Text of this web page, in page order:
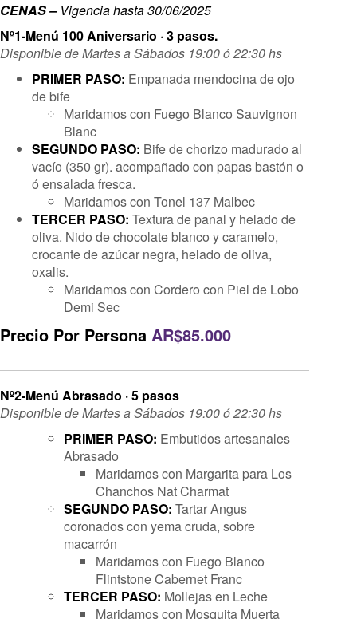
CENAS – Vigencia hasta 30/06/2025
Nº1-Menú 100 Aniversario · 3 pasos.
Disponible de Martes a Sábados 19:00 ó 22:30 hs
PRIMER PASO: Empanada mendocina de ojo
de bife
Maridamos con Fuego Blanco Sauvignon
Blanc
SEGUNDO PASO: Bife de chorizo madurado al
vacío (350 gr). acompañado con papas bastón o
ó ensalada fresca.
Maridamos con Tonel 137 Malbec
TERCER PASO: Textura de panal y helado de
oliva. Nido de chocolate blanco y caramelo,
crocante de azúcar negra, helado de oliva,
oxalis.
Maridamos con Cordero con Piel de Lobo
Demi Sec
Precio Por Persona AR$85.000
Nº2-Menú Abrasado · 5 pasos
Disponible de Martes a Sábados 19:00 ó 22:30 hs
PRIMER PASO: Embutidos artesanales
Abrasado
Maridamos con Margarita para Los
Chanchos Nat Charmat
SEGUNDO PASO: Tartar Angus
coronados con yema cruda, sobre
macarrón
Maridamos con Fuego Blanco
Flintstone Cabernet Franc
TERCER PASO: Mollejas en Leche
Maridamos con Mosquita Muerta